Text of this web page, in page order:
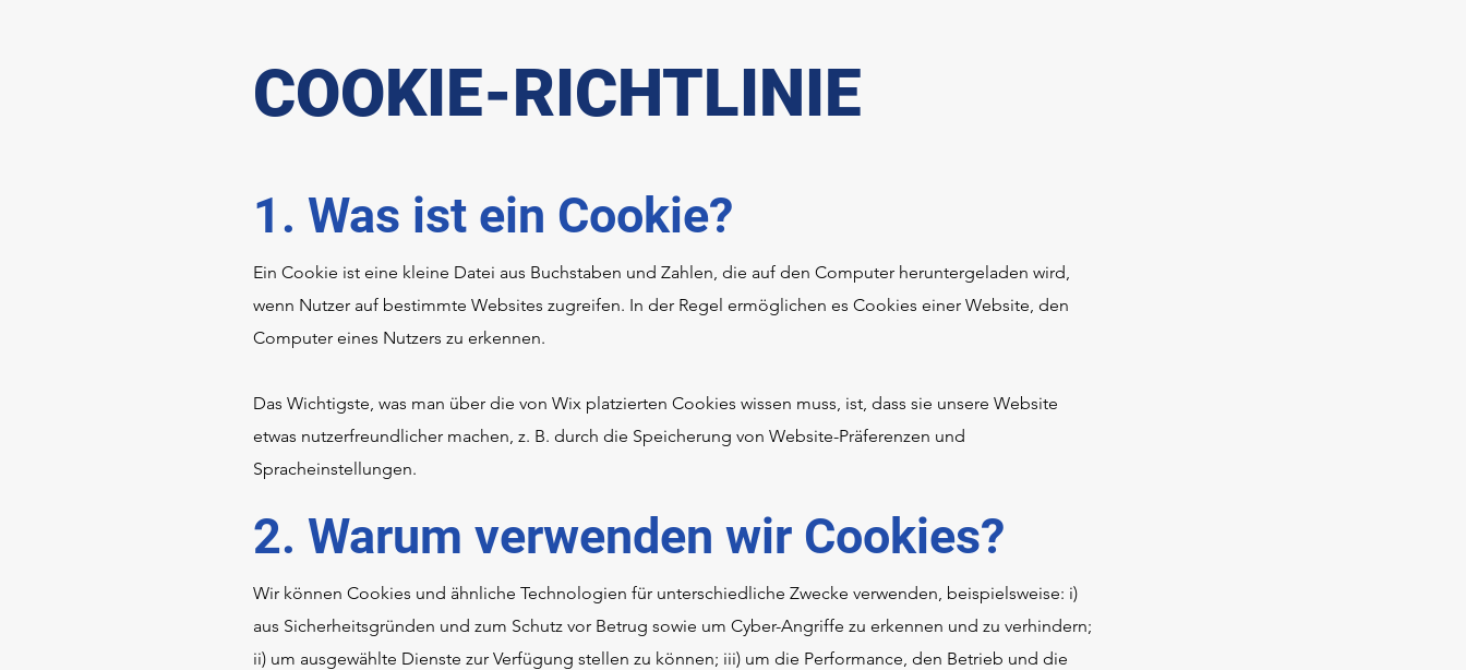
COOKIE-RICHTLINIE
1. Was ist ein Cookie?
Ein Cookie ist eine kleine Datei aus Buchstaben und Zahlen, die auf den Computer heruntergeladen wird,
wenn Nutzer auf bestimmte Websites zugreifen. In der Regel ermöglichen es Cookies einer Website, den
Computer eines Nutzers zu erkennen.
Das Wichtigste, was man über die von Wix platzierten Cookies wissen muss, ist, dass sie unsere Website
etwas nutzerfreundlicher machen, z. B. durch die Speicherung von Website-Präferenzen und
Spracheinstellungen.
2. Warum verwenden wir Cookies?
Wir können Cookies und ähnliche Technologien für unterschiedliche Zwecke verwenden, beispielsweise: i)
aus Sicherheitsgründen und zum Schutz vor Betrug sowie um Cyber-Angriffe zu erkennen und zu verhindern;
ii) um ausgewählte Dienste zur Verfügung stellen zu können; iii) um die Performance, den Betrieb und die